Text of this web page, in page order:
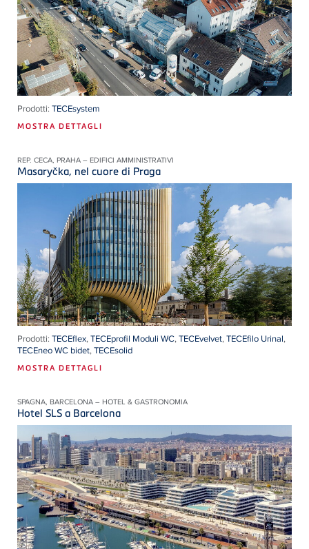
Prodotti: TECEsystem
MOSTRA DETTAGLI
REP. CECA, PRAHA – EDIFICI AMMINISTRATIVI
Masaryčka, nel cuore di Praga
Prodotti: TECEflex,TECEprofil Moduli WC,TECEvelvet,TECEfilo Urinal,
TECEneo WC bidet,TECEsolid
MOSTRA DETTAGLI
SPAGNA, BARCELONA – HOTEL & GASTRONOMIA
Hotel SLS a Barcelona